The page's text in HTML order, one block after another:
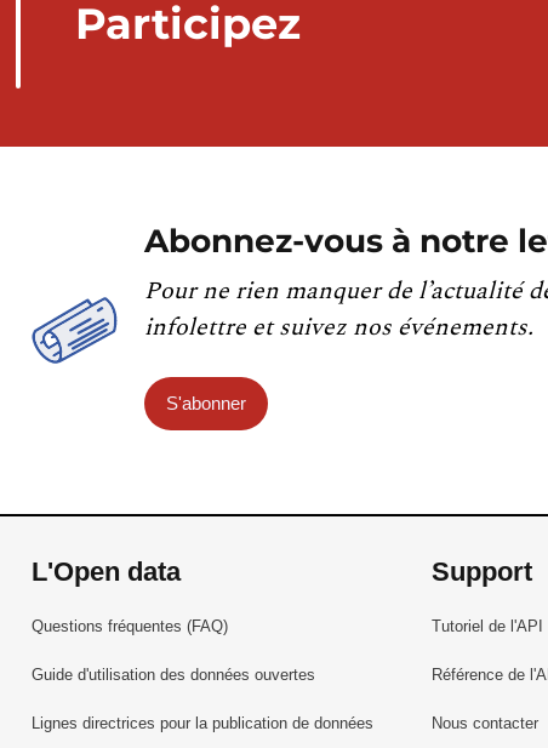
Participez
Abonnez-vous à notre
Pour ne rien manquer de l’actualité
infolettre et suivez nos événements.
S'abonner
L'Open data
Questions fréquentes (FAQ)
Guide d'utilisation des données ouvertes
Lignes directrices pour la publication de données
Support
Tutoriel de l'API
Référence de
Nous contacter